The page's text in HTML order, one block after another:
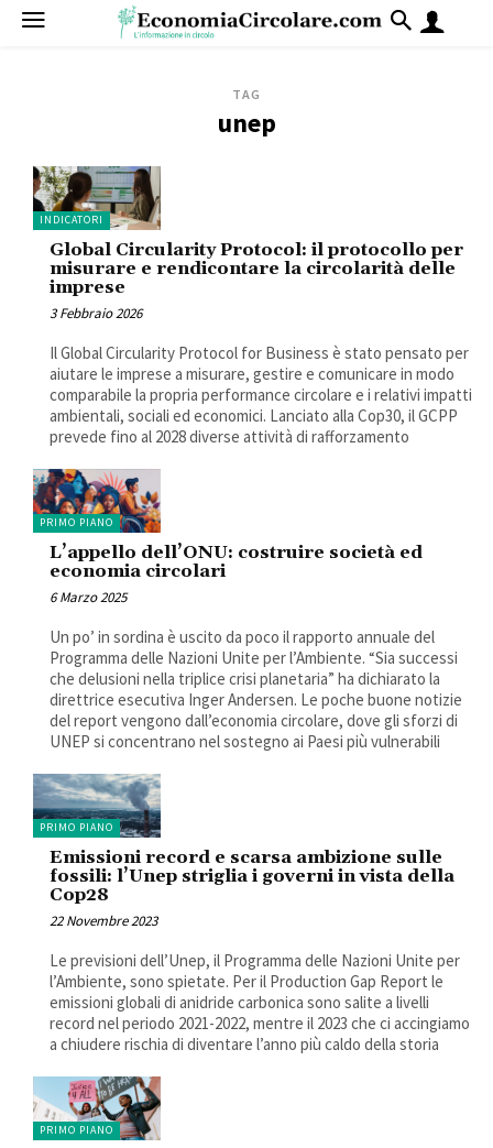
TAG
unep
INDICATORI
Global Circularity Protocol: il protocollo per
misurare e rendicontare la circolarità delle
imprese
3 Febbraio 2026
Il Global Circularity Protocol for Business è stato pensato per
aiutare le imprese a misurare, gestire e comunicare in modo
comparabile la propria performance circolare e i relativi impatti
ambientali, sociali ed economici. Lanciato alla Cop30, il GCPP
prevede fino al 2028 diverse attività di rafforzamento
PRIMO PIANO
L’appello dell’ONU: costruire società ed
economia circolari
6 Marzo 2025
Un po’ in sordina è uscito da poco il rapporto annuale del
Programma delle Nazioni Unite per l’Ambiente. “Sia successi
che delusioni nella triplice crisi planetaria” ha dichiarato la
direttrice esecutiva Inger Andersen. Le poche buone notizie
del report vengono dall’economia circolare, dove gli sforzi di
UNEP si concentrano nel sostegno ai Paesi più vulnerabili
PRIMO PIANO
Emissioni record e scarsa ambizione sulle
fossili: l’Unep striglia i governi in vista della
Cop28
22 Novembre 2023
Le previsioni dell’Unep, il Programma delle Nazioni Unite per
l’Ambiente, sono spietate. Per il Production Gap Report le
emissioni globali di anidride carbonica sono salite a livelli
record nel periodo 2021-2022, mentre il 2023 che ci accingiamo
a chiudere rischia di diventare l’anno più caldo della storia
PRIMO PIANO